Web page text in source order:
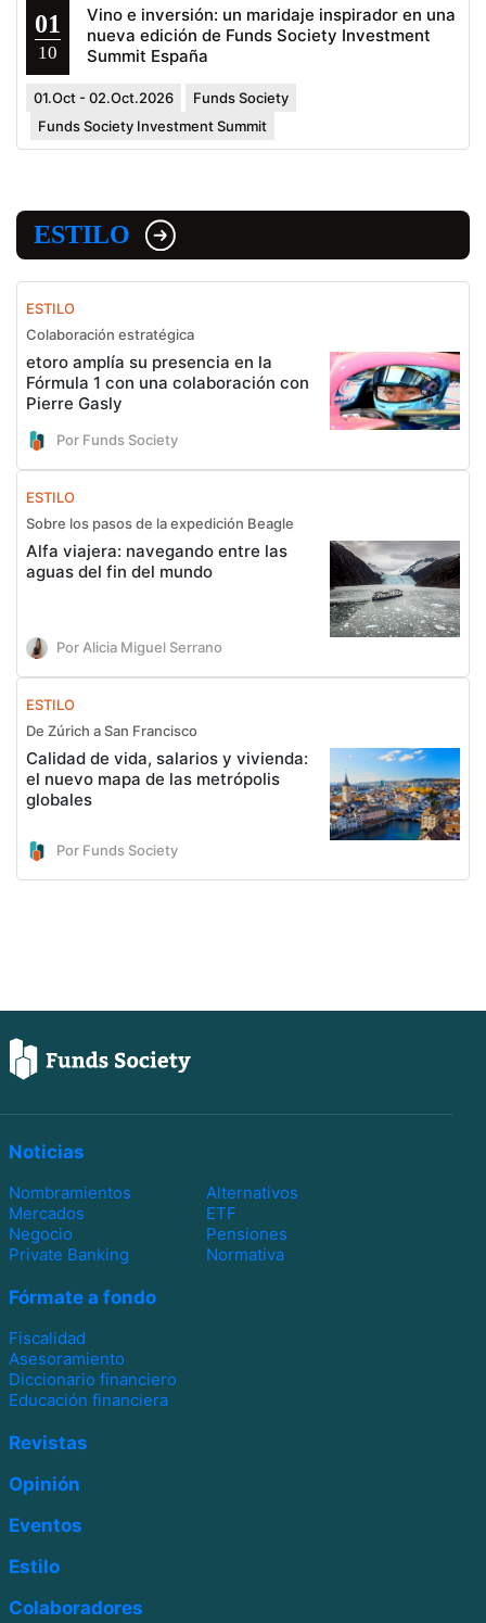
01
10
Vino e inversión: un maridaje inspirador en una
nueva edición de Funds Society Investment
Summit España
01.Oct - 02.Oct.2026
Funds Society
Funds Society Investment Summit
ESTILO
ESTILO
Colaboración estratégica
etoro amplía su presencia en la
Fórmula 1 con una colaboración con
Pierre Gasly
Por Funds Society
ESTILO
Sobre los pasos de la expedición Beagle
Alfa viajera: navegando entre las
aguas del fin del mundo
Por Alicia Miguel Serrano
ESTILO
De Zúrich a San Francisco
Calidad de vida, salarios y vivienda:
el nuevo mapa de las metrópolis
globales
Por Funds Society
Noticias
Nombramientos
Alternativos
Mercados
ETF
Negocio
Pensiones
Private Banking
Normativa
Fórmate a fondo
Fiscalidad
Asesoramiento
Diccionario financiero
Educación financiera
Revistas
Opinión
Eventos
Estilo
Colaboradores